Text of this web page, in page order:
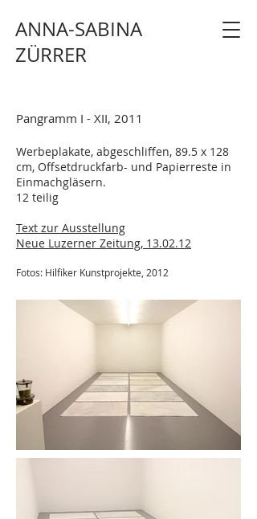
ANNA-SABINA
ZÜRRER
Pangramm I - XII, 2011
Werbeplakate, abgeschliffen, 89.5 x 128
cm, Offsetdruckfarb- und Papierreste in
Einmachgläsern.
12 teilig
Text zur Ausstellung
Neue Luzerner Zeitung, 13.02.12
Fotos: Hilfiker Kunstprojekte , 2012